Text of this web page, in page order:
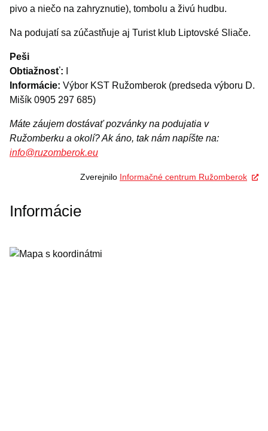
pivo a niečo na zahryznutie), tombolu a živú hudbu.
Na podujatí sa zúčastňuje aj Turist klub Liptovské Sliače.
Peši
Obtiažnosť:
Informácie: Výbor KST Ružomberok (predseda výboru D.
Mišík 0905 297 685)
Máte záujem dostávať pozvánky na podujatia v
Ružomberku a okolí? Ak áno, tak nám napíšte na:
info@ruzomberok.eu
Zverejnilo Informačné centrum Ružomberok
Informácie